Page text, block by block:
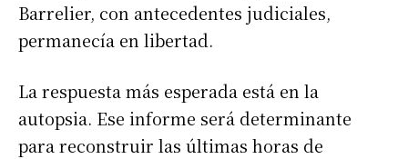
Barrelier, con antecedentes judiciales,
permanecía en libertad.
La respuesta más esperada está en la
autopsia. Ese informe será determinante
para reconstruir las últimas horas de